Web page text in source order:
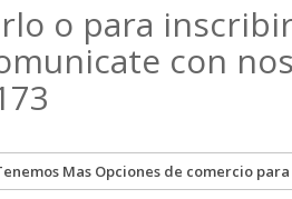
o para
con
Mas Opciones de comercio